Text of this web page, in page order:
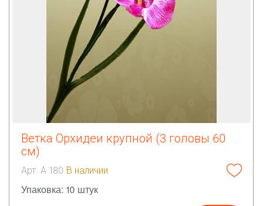
Ветка Орхидеи крупной (3 головы 60
см)
Арт. А 180 В наличии
Упаковка: 10 штук